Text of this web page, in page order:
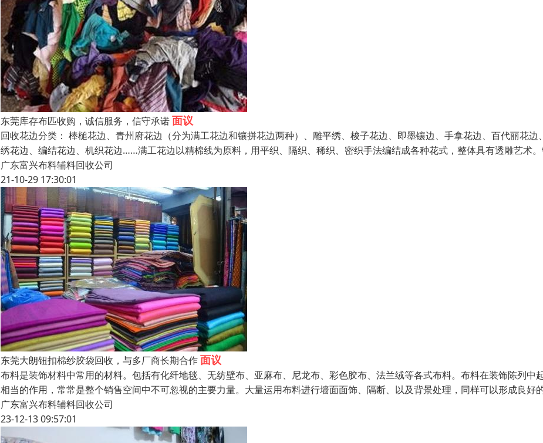
东莞库存布匹收购，诚信服务，信守承诺面议
回收花边分类： 棒槌花边、青州府花边（分为满工花边和镶拼花边两种）、雕平绣、梭子花边、即墨镶边、手拿花边、百代丽花边
绣花边、编结花边、机织花边……满工花边以精棉线为原料，用平织、隔织、稀织、密织手法编结成各种花式，整体具有透雕艺术
广东富兴布料辅料回收公司
21-10-29 17:30:01
东莞大朗钮扣棉纱胶袋回收，与多厂商长期合作面议
布料是装饰材料中常用的材料。包括有化纤地毯、无纺壁布、亚麻布、尼龙布、彩色胶布、法兰绒等各式布料。布料在装饰陈列中
相当的作用，常常是整个销售空间中不可忽视的主要力量。大量运用布料进行墙面面饰、隔断、以及背景处理，同样可以形成良好
广东富兴布料辅料回收公司
23-12-13 09:57:01